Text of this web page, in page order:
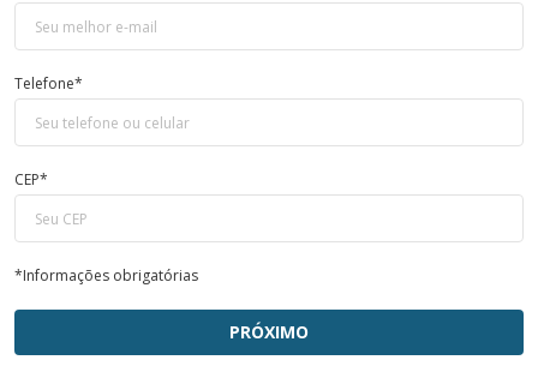
Telefone*
CEP*
*Informações obrigatórias
PRÓXIMO